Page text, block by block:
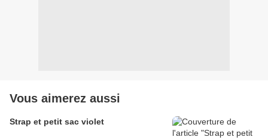
Vous aimerez aussi
Strap et petit sac violet